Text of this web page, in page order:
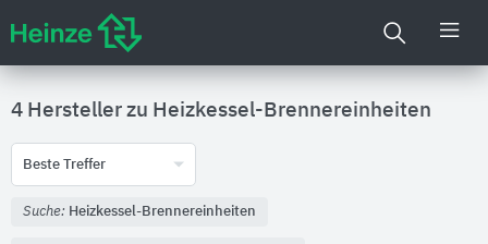
4 Hersteller zu Heizkessel-Brennereinheiten
Beste Treffer
Suche: Heizkessel-Brennereinheiten